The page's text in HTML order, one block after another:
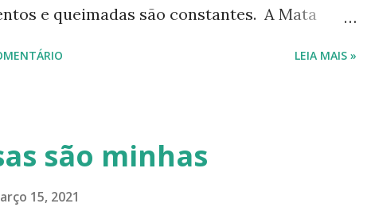
e queimadas são constantes. A Mata
Atlântica Pequena, vermelha e adocicada:
Acontece isso por vários fatores, mas
por falta de vontade política de
Em rápida pesquisa encontrei várias
LEIA MAIS »
são minhas
15, 2021